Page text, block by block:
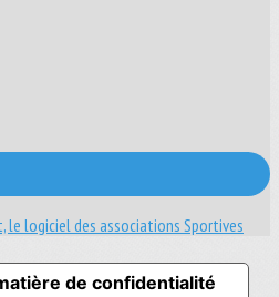
le logiciel des associations Sportives
de confidentialité